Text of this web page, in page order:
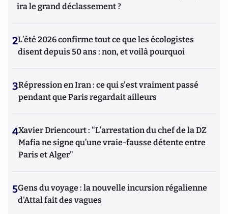
ira le grand déclassement ?
2L’été 2026 confirme tout ce que les écologistes
disent depuis 50 ans : non, et voilà pourquoi
3Répression en Iran : ce qui s'est vraiment passé
pendant que Paris regardait ailleurs
4Xavier Driencourt : "L’arrestation du chef de la DZ
Mafia ne signe qu’une vraie-fausse détente entre
Paris et Alger"
5Gens du voyage : la nouvelle incursion régalienne
d'Attal fait des vagues